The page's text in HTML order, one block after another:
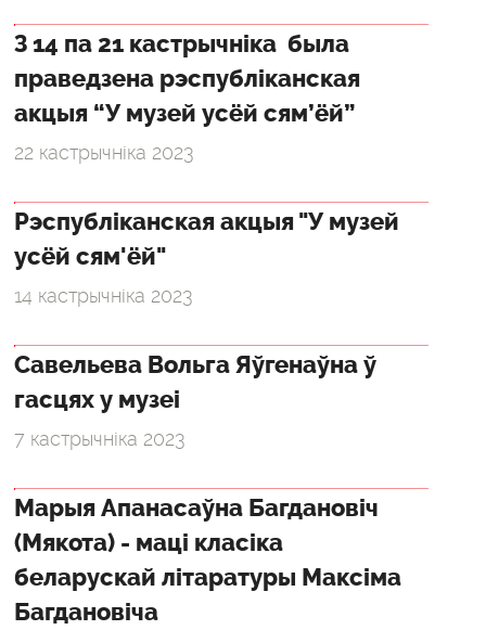
З 14 па 21 кастрычніка была
праведзена рэспубліканская
акцыя “У музей усёй сям’ёй”
22 кастрычніка 2023
Рэспубліканская акцыя "У музей
усёй сям'ёй"
14 кастрычніка 2023
Савельева Вольга Яўгенаўна ў
гасцях у музеі
7 кастрычніка 2023
Марыя Апанасаўна Багдановіч
(Мякота) - маці класіка
беларускай літаратуры Максіма
Багдановіча